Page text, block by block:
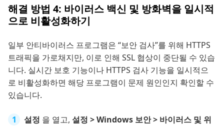
해결 방법 4: 바이러스 백신 및 방화벽을 일시적
으로 비활성화하기
일부 안티바이러스 프로그램은 “보안 검사”를 위해 HTTPS
트래픽을 가로채지만, 이로 인해 SSL 협상이 중단될 수 있습
니다. 실시간 보호 기능이나 HTTPS 검사 기능을 일시적으
로 비활성화하면 해당 프로그램이 문제 원인인지 확인할 수
있습니다.
설정 을 열고, 설정 > Windows 보안 > 바이러스 및 위